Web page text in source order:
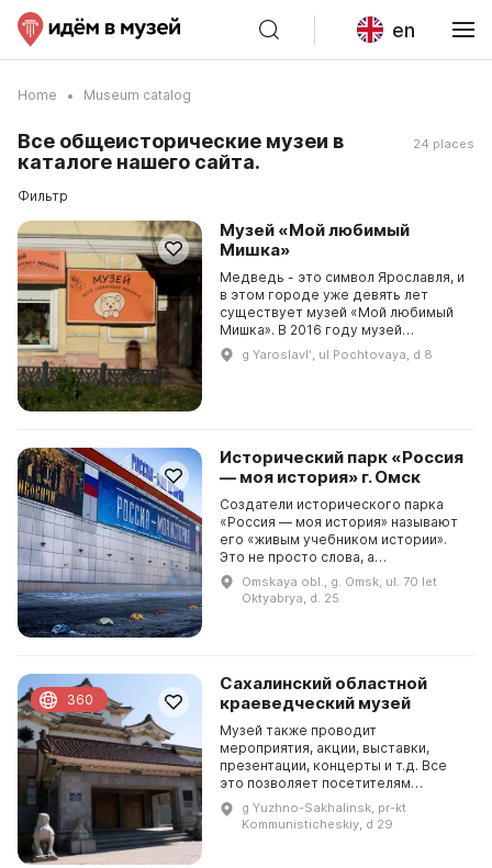
en
Home Museum catalog
Все общеисторические музеи в
каталоге нашего сайта.
24 places
Фильтр
Музей «Мой любимый
Мишка»
Медведь - это символ Ярославля, и
в этом городе уже девять лет
существует музей «Мой любимый
Мишка». В 2016 году музей
переехал в новое здание, и его
экспозиция расширилась. Здесь
g Yaroslavlʹ, ul Pochtovaya, d 8
Исторический парк «Россия
— моя история» г. Омск
Создатели исторического парка
«Россия — моя история» называют
его «живым учебником истории».
Это не просто слова, а
действительность. Посетители
могут не только видеть, но и
трогать экспонаты парка, а...
Omskaya obl., g. Omsk, ul. 70 let
Oktyabrya, d. 25
Сахалинский областной
краеведческий музей
Музей также проводит
мероприятия, акции, выставки,
презентации, концерты и т.д. Все
это позволяет посетителям
познакомиться с историей,
культурой и традициями
Сахалинской области. Сахалинский
g Yuzhno-Sakhalinsk, pr-kt
Kommunisticheskiy, d 29
360